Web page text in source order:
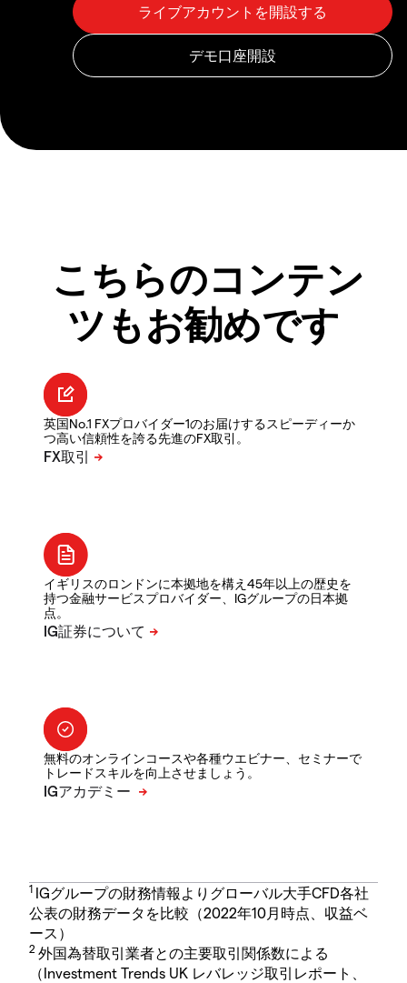
こちらのコンテン
ツもお勧めです
英国No.1 FXプロバイダー1のお届けするスピーディーか
つ高い信頼性を誇る先進のFX取引。
イギリスのロンドンに本拠地を構え45年以上の歴史を
持つ金融サービスプロバイダー、IGグループの日本拠
点。
無料のオンラインコースや各種ウエビナー、セミナーで
トレードスキルを向上させましょう。
1 IGグループの財務情報よりグローバル大手CFD各社
公表の財務データを比較（2022年10月時点、収益ベ
ース）
2 外国為替取引業者との主要取引関係数による
（Investment Trends UK レバレッジ取引レポート、